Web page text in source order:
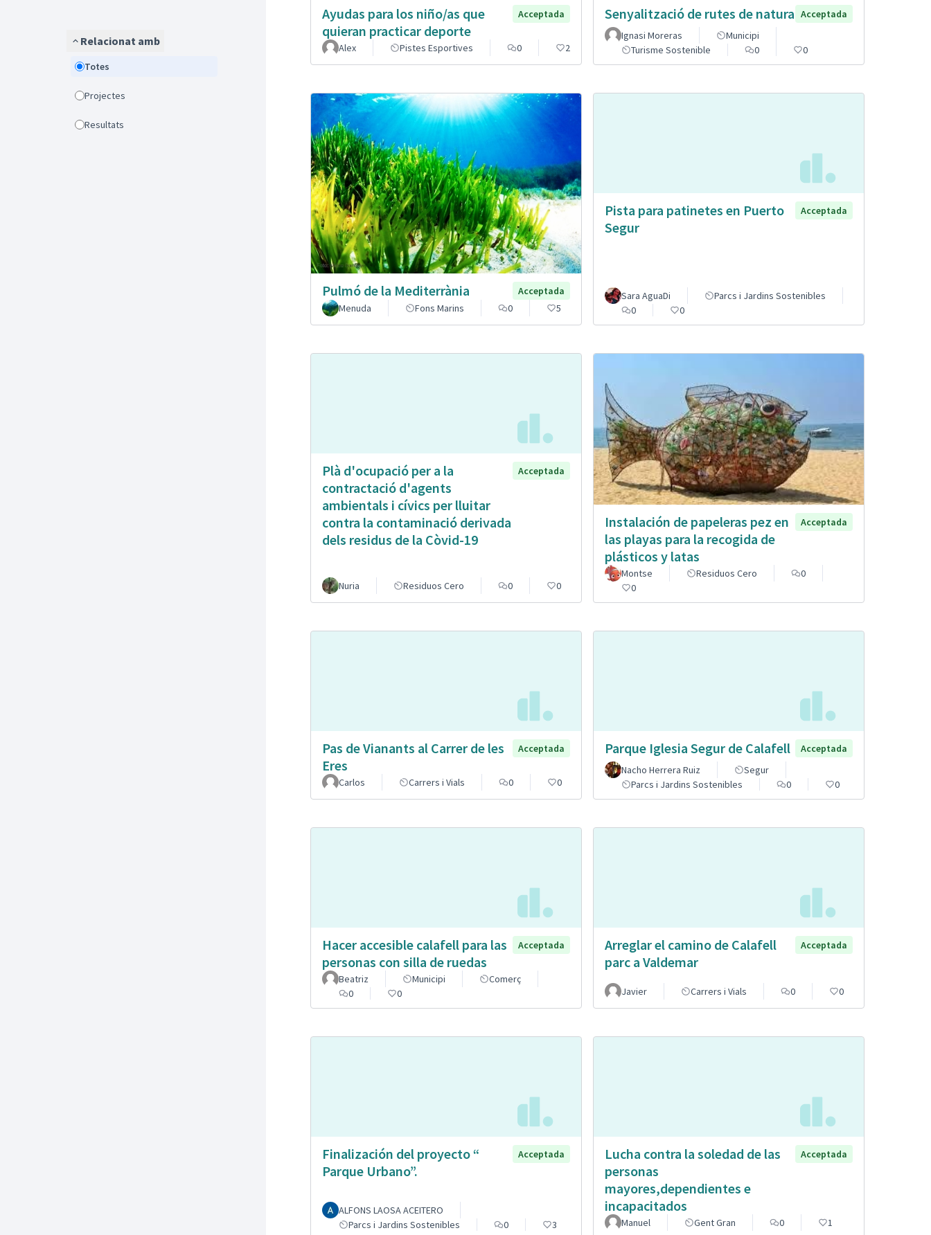
Relacionat amb
Totes
Projectes
Resultats
Ayudas para los niño/as que
quieran practicar deporte
Acceptada
Alex Pistes Esportives 0 2
Senyalització de rutes de natura Acceptada
Ignasi Moreras
Municipi
Turisme Sostenible
0 0
Pulmó de la Mediterrània
Acceptada
Menuda
Fons Marins 0 5
Pista para patinetes en Puerto
Segur
Acceptada
Sara AguaDi
Parcs i Jardins Sostenibles
0
0
Plà d'ocupació per a la
contractació d'agents
ambientals i cívics per lluitar
contra la contaminació derivada
dels residus de la Còvid-19
Acceptada
Nuria Residuos Cero 0 0
Instalación de papeleras pez en
las playas para la recogida de
plásticos y latas
Acceptada
Montse Residuos Cero
0
0
Pas de Vianants al Carrer de les
Eres
Acceptada
Carlos Carrers i Vials 0 0
Parque Iglesia Segur de Calafell
Acceptada
Nacho Herrera Ruiz
Segur
Parcs i Jardins Sostenibles
0 0
Hacer accesible calafell para las
personas con silla de ruedas
Acceptada
Beatriz Municipi
Comerç
0
0
Arreglar el camino de Calafell
parc a Valdemar
Acceptada
Javier Carrers i Vials 0 0
Finalización del proyecto “
Parque Urbano”.
Acceptada
ALFONS LAOSA ACEITERO
Parcs i Jardins Sostenibles
0 3
Lucha contra la soledad de las
personas
mayores,dependientes e
incapacitados
Acceptada
Manuel Gent Gran 0 1